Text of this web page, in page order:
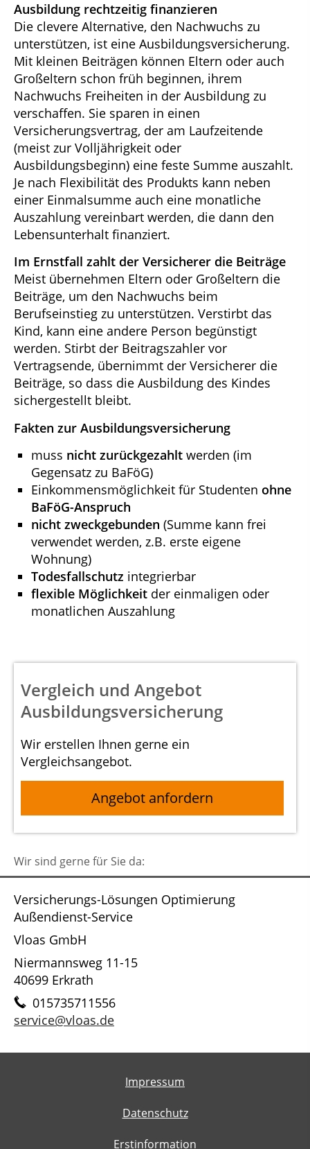
Ausbildung rechtzeitig finanzieren
Die clevere Alternative, den Nachwuchs zu
unterstützen, ist eine Ausbildungsversicherung.
Mit kleinen Beiträgen können Eltern oder auch
Großeltern schon früh beginnen, ihrem
Nachwuchs Freiheiten in der Ausbildung zu
verschaffen. Sie sparen in einen
Versicherungsvertrag, der am Laufzeitende
(meist zur Volljährigkeit oder
Ausbildungsbeginn) eine feste Summe auszahlt.
Je nach Flexibilität des Produkts kann neben
einer Einmalsumme auch eine monatliche
Auszahlung vereinbart werden, die dann den
Lebensunterhalt finanziert.
Im Ernstfall zahlt der Versicherer die Beiträge
Meist übernehmen Eltern oder Großeltern die
Beiträge, um den Nachwuchs beim
Berufseinstieg zu unterstützen. Verstirbt das
Kind, kann eine andere Person begünstigt
werden. Stirbt der Beitragszahler vor
Vertragsende, übernimmt der Versicherer die
Beiträge, so dass die Ausbildung des Kindes
sichergestellt bleibt.
Fakten zur Ausbildungsversicherung
muss nicht zurückgezahlt werden (im
Gegensatz zu BaFöG)
Einkommensmöglichkeit für Studenten ohne
BaFöG-Anspruch
nicht zweckgebunden (Summe kann frei
verwendet werden, z.B. erste eigene
Wohnung)
Todesfallschutz integrierbar
flexible Möglichkeit der einmaligen oder
monatlichen Auszahlung
Vergleich und Angebot
Ausbildungsversicherung
Wir erstellen Ihnen gerne ein
Vergleichsangebot.
Angebot anfordern
Wir sind gerne für Sie da:
Versicherungs-Lösungen Optimierung
Außendienst-Service
Vloas GmbH
Niermannsweg 11-15
40699 Erkrath
015735711556
service@vloas.de
Impressum
Datenschutz
Erstinformation